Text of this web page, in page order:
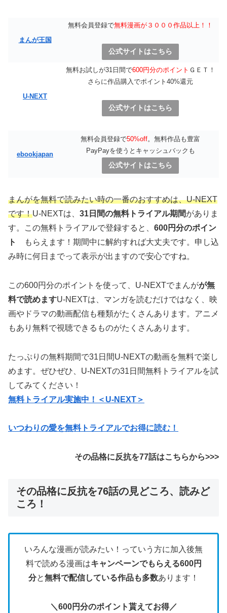
まんが王国
無料会員登録で無料漫画が３０００作品以上！！
公式サイトはこちら
U-NEXT
無料お試しが31日間で600円分のポイント ＧＥＴ！
さらに作品購入でポイント40%還元
公式サイトはこちら
ebookjapan
無料会員登録で50%off。無料作品も豊富
PayPayを使うとキャッシュバックも
公式サイトはこちら
まんがを無料で読みたい時の一番のおすすめは、U-NEXT
です！U-NEXTは、 31日間の無料トライアル期間がありま
す。この無料トライアルで登録すると、 600円分のポイン
ト
もらえます！期間中に解約すれば大丈夫です。申し込
み時に何日までって表示が出ますので安心ですね。
この600円分のポイントを使って、U-NEXTでまんがが無
料で読めますU-NEXTは、マンガを読むだけではなく、映
画やドラマの動画配信も種類がたくさんあります。アニメ
もあり無料で視聴できるものがたくさんあります。
たっぷりの無料期間で31日間U-NEXTの動画を無料で楽し
めます。ぜひぜひ、U-NEXTの31日間無料トライアルを試
してみてください！
無料トライアル実施中！＜U-NEXT＞
いつわりの愛を無料トライアルでお得に読む！
その品格に反抗を77話はこちらから>>>
その品格に反抗を76話の見どころ、読みど
ころ！
いろんな漫画が読みたい！っていう方に加入後無
料で読める漫画はキャンペーンでもらえる600円
分と無料で配信している作品も多数あります！
＼600円分のポイント貰えてお得／